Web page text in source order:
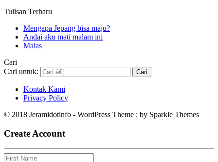
Tulisan Terbaru
Mengapa Jepang bisa maju?
Andai aku mati malam ini
Malas
Cari
Cari untuk:
Kontak Kami
Privacy Policy
© 2018 Jeramidotinfo - WordPress Theme : by Sparkle Themes
Create Account